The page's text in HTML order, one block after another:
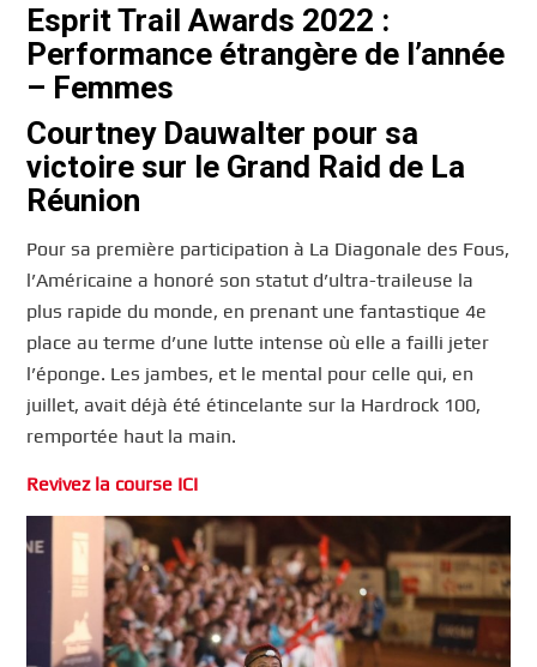
Esprit Trail Awards 2022 :
Performance étrangère de l’année
– Femmes
Courtney Dauwalter pour sa
victoire sur le Grand Raid de La
Réunion
Pour sa première participation à La Diagonale des Fous,
l’Américaine a honoré son statut d’ultra-traileuse la
plus rapide du monde, en prenant une fantastique 4e
place au terme d’une lutte intense où elle a failli jeter
l’éponge. Les jambes, et le mental pour celle qui, en
juillet, avait déjà été étincelante sur la Hardrock 100,
remportée haut la main.
Revivez la course ICI